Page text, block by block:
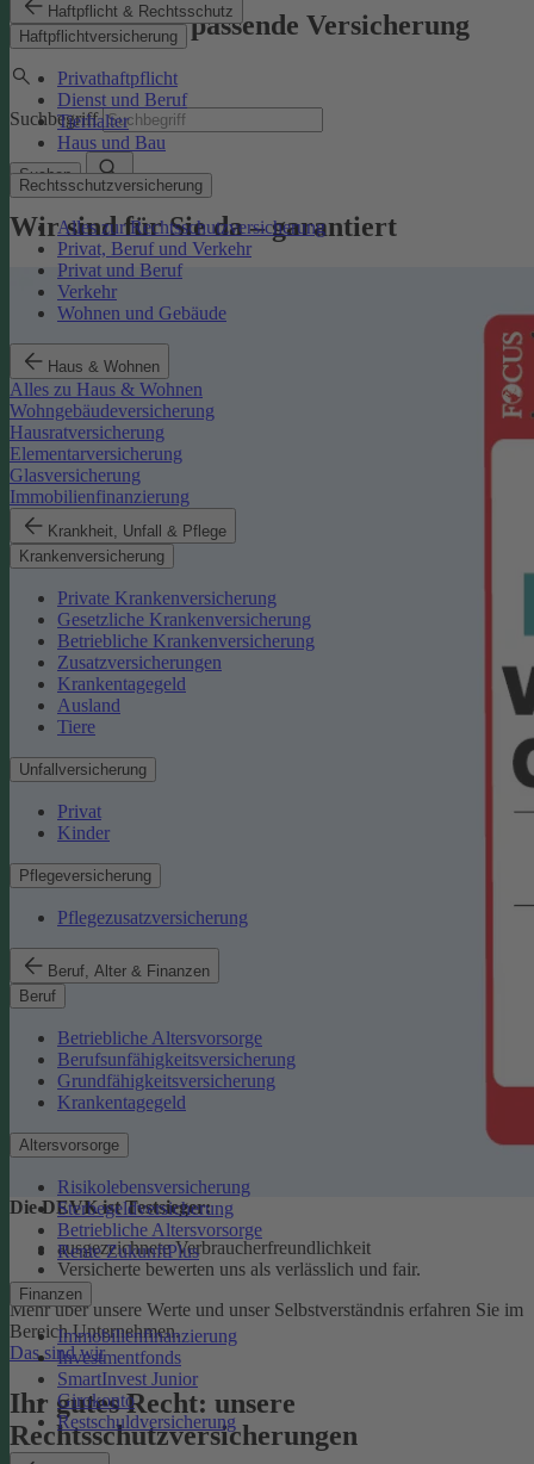
Haftpflicht & Rechtsschutz
Haftpflichtversicherung
Privathaftpflicht
Dienst und Beruf
Tierhalter
Haus und Bau
Rechtsschutzversicherung
Alles zur Rechtsschutzversicherung
Privat, Beruf und Verkehr
Privat und Beruf
Verkehr
Wohnen und Gebäude
Haus & Wohnen
Alles zu Haus & Wohnen
Wohngebäudeversicherung
Hausratversicherung
Elementarversicherung
Glasversicherung
Immobilienfinanzierung
Krankheit, Unfall & Pflege
Krankenversicherung
Private Krankenversicherung
Gesetzliche Krankenversicherung
Betriebliche Krankenversicherung
Zusatzversicherungen
Krankentagegeld
Ausland
Tiere
Unfallversicherung
Privat
Kinder
Pflegeversicherung
Pflegezusatzversicherung
Beruf, Alter & Finanzen
Beruf
Betriebliche Altersvorsorge
Berufsunfähigkeitsversicherung
Grundfähigkeitsversicherung
Krankentagegeld
Altersvorsorge
Risikolebensversicherung
Sterbegeldversicherung
Betriebliche Altersvorsorge
Rente ZukunftPlus
Finanzen
Immobilienfinanzierung
Investmentfonds
SmartInvest Junior
Girokonto
Restschuldversicherung
Finden Sie die passende Versicherung
Suchbegriff
Suchen
Wir sind für Sie da – garantiert
Die DEVK ist Testsieger:
ausgezeichnete Verbraucherfreundlichkeit
Versicherte bewerten uns als verlässlich und fair.
Mehr über unsere Werte und unser Selbstverständnis erfahren Sie im
Bereich Unternehmen.
Das sind wir
Ihr gutes Recht: unsere
Rechtsschutzversicherungen